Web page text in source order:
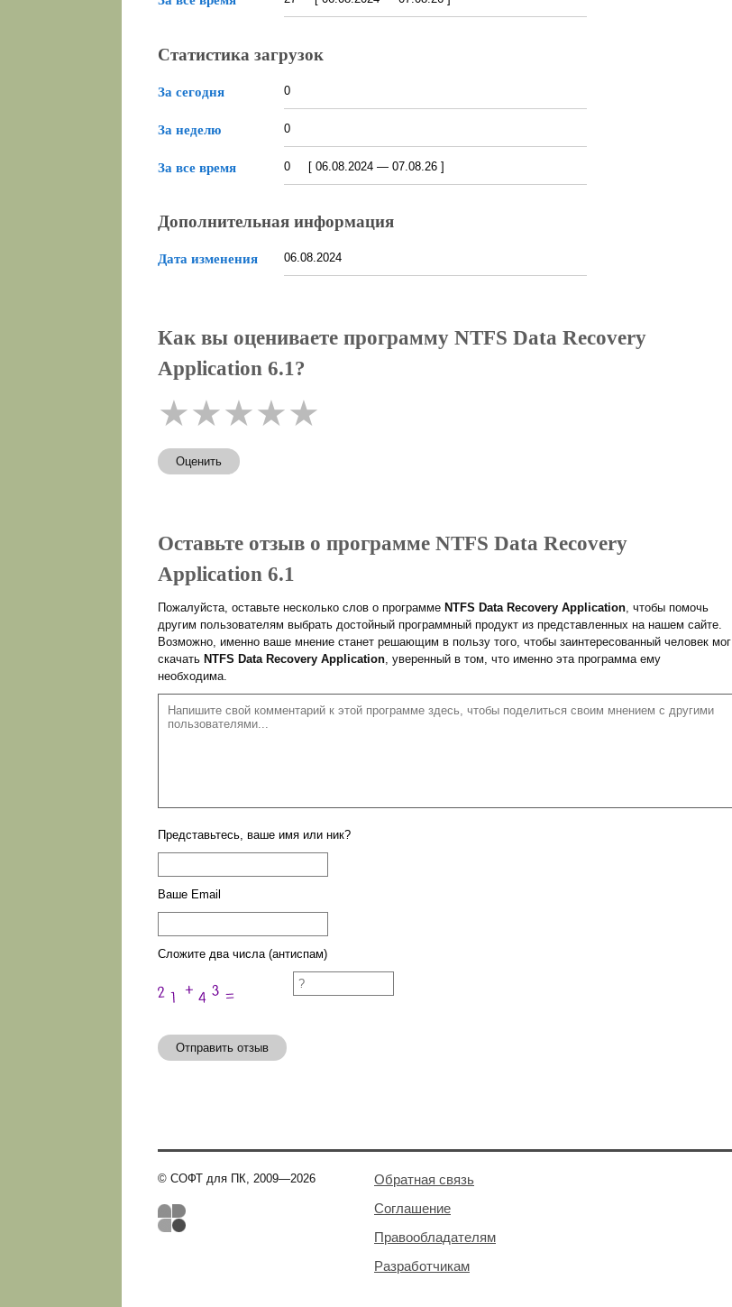
Статистика загрузок
За сегодня 0
За неделю 0
За все время 0 [ 06.08.2024 — 07.08.26 ]
Дополнительная информация
Дата изменения 06.08.2024
Как вы оцениваете программу NTFS Data Recovery
Application 6.1?
★★★★★
Оценить
Оставьте отзыв о программе NTFS Data Recovery
Application 6.1
Пожалуйста, оставьте несколько слов о программе NTFS Data Recovery Application, чтобы помочь
другим пользователям выбрать достойный программный продукт из представленных на нашем сайте.
Возможно, именно ваше мнение станет решающим в пользу того, чтобы заинтересованный человек мог
скачать NTFS Data Recovery Application, уверенный в том, что именно эта программа ему
необходима.
Представьтесь, ваше имя или ник?
Ваше Email
Сложите два числа (антиспам)
Отправить отзыв
© СОФТ для ПК, 2009—2026
Обратная связь
Соглашение
Правообладателям
Разработчикам